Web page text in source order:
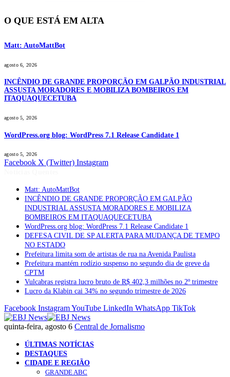
O QUE ESTÁ EM ALTA
Matt: AutoMattBot
agosto 6, 2026
INCÊNDIO DE GRANDE PROPORÇÃO EM GALPÃO INDUSTRIAL
ASSUSTA MORADORES E MOBILIZA BOMBEIROS EM
ITAQUAQUECETUBA
agosto 5, 2026
WordPress.org blog: WordPress 7.1 Release Candidate 1
agosto 5, 2026
Facebook X (Twitter) Instagram
Matt: AutoMattBot
INCÊNDIO DE GRANDE PROPORÇÃO EM GALPÃO
INDUSTRIAL ASSUSTA MORADORES E MOBILIZA
BOMBEIROS EM ITAQUAQUECETUBA
WordPress.org blog: WordPress 7.1 Release Candidate 1
DEFESA CIVIL DE SP ALERTA PARA MUDANÇA DE TEMPO
NO ESTADO
Prefeitura limita som de artistas de rua na Avenida Paulista
Prefeitura mantém rodízio suspenso no segundo dia de greve da
CPTM
Vulcabras registra lucro bruto de R$ 402,3 milhões no 2º trimestre
Lucro da Klabin cai 34% no segundo trimestre de 2026
Facebook InstagramYouTube LinkedIn WhatsApp TikTok
quinta-feira, agosto 6 Central de Jornalismo
ÚLTIMAS NOTÍCIAS
DESTAQUES
CIDADE E REGIÃO
GRANDE ABC